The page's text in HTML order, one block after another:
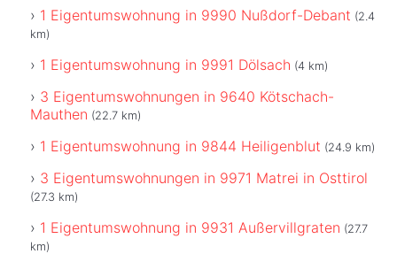
1 Eigentumswohnung in 9990 Nußdorf-Debant (2.4
km)
1 Eigentumswohnung in 9991 Dölsach (4 km)
3 Eigentumswohnungen in 9640 Kötschach-
Mauthen (22.7 km)
1 Eigentumswohnung in 9844 Heiligenblut (24.9 km)
3 Eigentumswohnungen in 9971 Matrei in Osttirol
(27.3 km)
1 Eigentumswohnung in 9931 Außervillgraten (27.7
km)